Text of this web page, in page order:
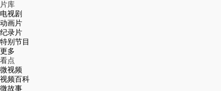
片库
电视剧
动画片
纪录片
特别节目
更多
看点
微视频
视频百科
微故事